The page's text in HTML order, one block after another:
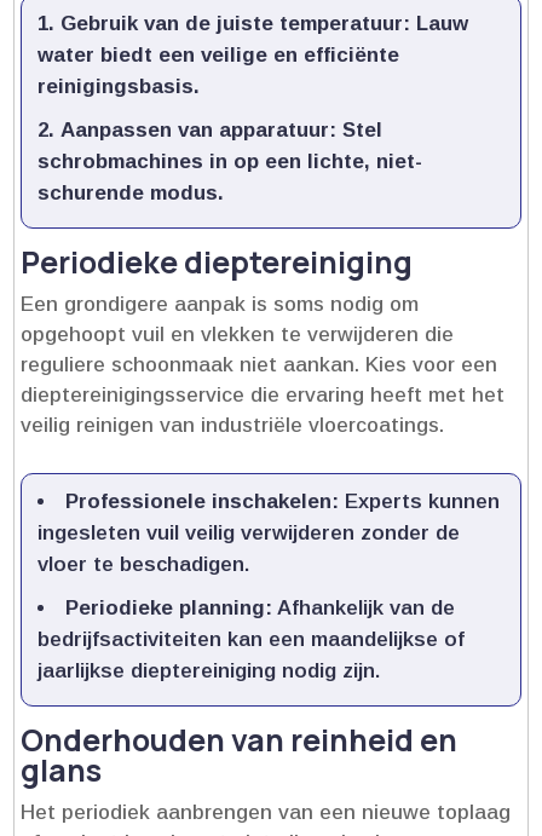
Gebruik van de juiste temperatuur: Lauw
water biedt een veilige en efficiënte
reinigingsbasis.​
Aanpassen van apparatuur: Stel
schrobmachines in op een lichte, niet-
schurende modus.​
Periodieke dieptereiniging
Een grondigere aanpak is soms nodig om
opgehoopt vuil en vlekken te verwijderen die
reguliere schoonmaak niet aankan.​ Kies voor een
dieptereinigingsservice die ervaring heeft met het
veilig reinigen van industriële vloercoatings.​
Professionele inschakelen: Experts kunnen
ingesleten vuil veilig verwijderen zonder de
vloer te beschadigen.​
Periodieke planning: Afhankelijk van de
bedrijfsactiviteiten kan een maandelijkse of
jaarlijkse dieptereiniging nodig zijn.​
Onderhouden van reinheid en
glans
Het periodiek aanbrengen van een nieuwe toplaag